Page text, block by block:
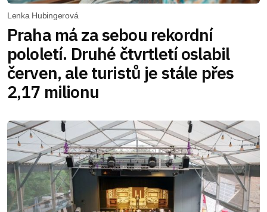
Lenka Hubingerová
Praha má za sebou rekordní
pololetí. Druhé čtvrtletí oslabil
červen, ale turistů je stále přes
2,17 milionu